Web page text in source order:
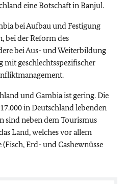
eine Botschaft in Banjul.
bei Aufbau und Festigung
bei der Reform des
bei Aus- und Weiterbildung
mit geschlechtsspezifischer
und Gambia ist gering. Die
17.000in Deutschland lebenden
sind neben dem Tourismus
Land, welches vor allem
Erd- und Cashewnüsse